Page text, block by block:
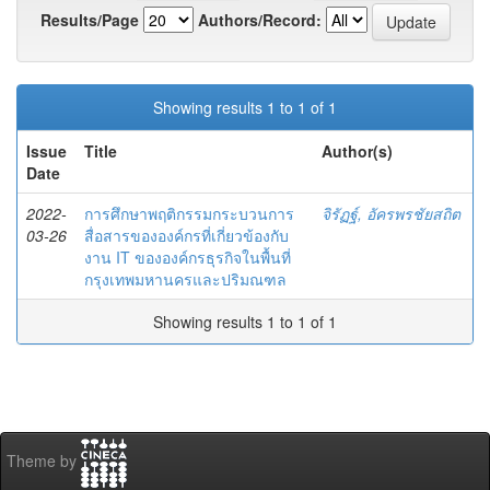
Results/Page
Authors/Record:
Showing results 1 to 1 of 1
Issue
Date
Title Author(s)
2022-
03-26
การศึกษาพฤติกรรมกระบวนการ
สื่อสารขององค์กรที่เกี่ยวข้องกับ
งาน IT ขององค์กรธุรกิจในพื้นที่
กรุงเทพมหานครและปริมณฑล
จิรัฏฐ์, อัครพรชัยสถิต
Showing results 1 to 1 of 1
Theme by